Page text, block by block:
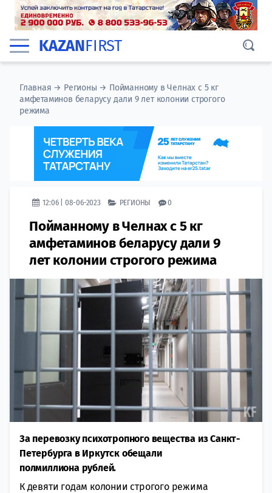
KAZANFIRST
Главная → Регионы → Пойманному в Челнах с 5 кг
амфетаминов беларусу дали 9 лет колонии строгого
режима
12:06 | 08-06-2023 РЕГИОНЫ 0
Пойманному в Челнах с 5 кг
амфетаминов беларусу дали 9
лет колонии строгого режима
За перевозку психотропного вещества из Санкт-
Петербурга в Иркутск обещали
полмиллиона рублей.
К девяти годам колонии строгого режима